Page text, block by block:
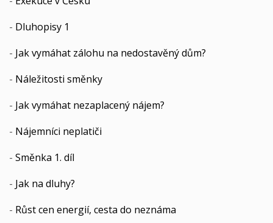
- Dluhopisy 1
- Jak vymáhat zálohu na nedostavěný dům?
- Náležitosti směnky
- Jak vymáhat nezaplacený nájem?
- Nájemníci neplatiči
- Směnka 1. díl
- Jak na dluhy?
- Růst cen energií, cesta do neznáma